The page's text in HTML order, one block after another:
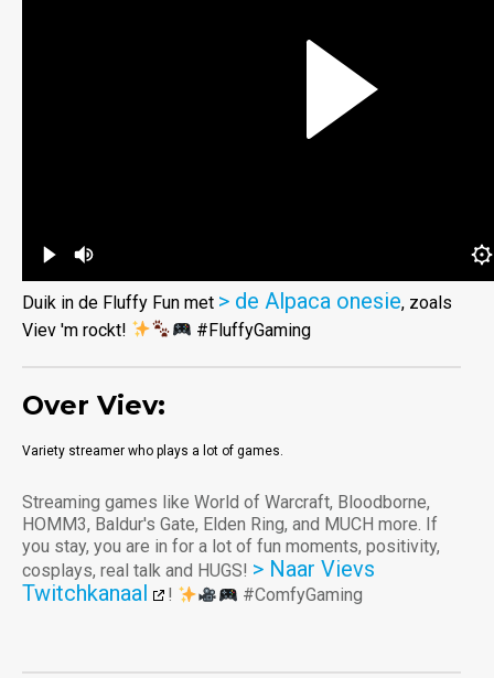
Duik in de Fluffy Fun met > de Alpaca onesie, zoals
Viev 'm rockt!
#FluffyGaming
Over Viev:
Variety streamer who plays a lot of games.
Streaming games like World of Warcraft, Bloodborne,
HOMM3, Baldur's Gate, Elden Ring, and MUCH more. If
you stay, you are in for a lot of fun moments, positivity,
cosplays, real talk and HUGS! > Naar Vievs
Twitchkanaal
! #ComfyGaming